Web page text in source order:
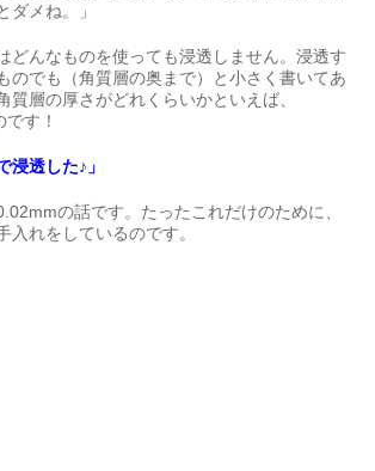
ダメね。」
どんなものを使っても浸透しません。浸透す
のでも（角質層の奥まで）と小さく書いてあ
質層の厚さがどれくらいかといえば、
す！
浸透した♪」
の話です。たったこれだけのために、
入れをしているのです。